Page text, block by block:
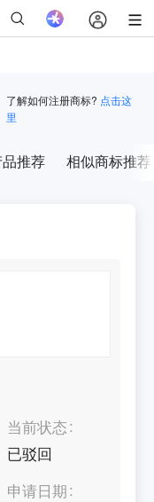
了解如何注册商标? 点击这
里
推荐 相似商标推荐
当前状态
已驳回
申请日期